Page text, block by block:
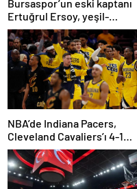
Bursaspor’un eski kaptanı
Ertuğrul Ersoy, yeşil-
beyazlılara geri döndü
NBA’de Indiana Pacers,
Cleveland Cavaliers’ı 4-1
yenerek konferans finaline
yükseldi